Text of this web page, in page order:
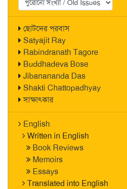
ছোটদের পরবাস
Satyajit Ray
Rabindranath Tagore
Buddhadeva Bose
Jibanananda Das
Shakti Chattopadhyay
সাক্ষাৎকার
English
Written in English
Book Reviews
Memoirs
Essays
Translated into English